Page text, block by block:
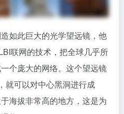
此巨大的光学望远镜，他
联网的技术，把全球几乎所
个庞大的网络。这个望远镜
就可以对中心黑洞进行成
海拔非常高的地方，这是为